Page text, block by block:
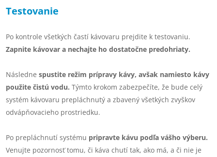
Testovanie
Po kontrole všetkých častí kávovaru prejdite k testovaniu.
Zapnite kávovar a nechajte ho dostatočne predohriaty.
Následne spustite režim prípravy kávy, avšak namiesto kávy
použite čistú vodu. Týmto krokom zabezpečíte, že bude celý
systém kávovaru prepláchnutý a zbavený všetkých zvyškov
odvápňovacieho prostriedku.
Po prepláchnutí systému pripravte kávu podľa vášho výberu.
Venujte pozornosť tomu, či káva chutí tak, ako má, a či nie je